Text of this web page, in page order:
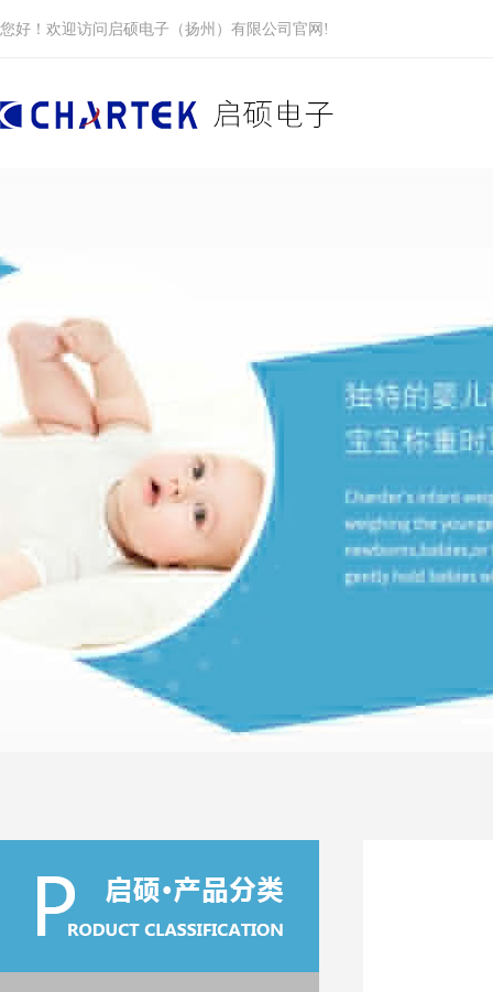
您好！欢迎访问启硕电子（扬州）有限公司官网!